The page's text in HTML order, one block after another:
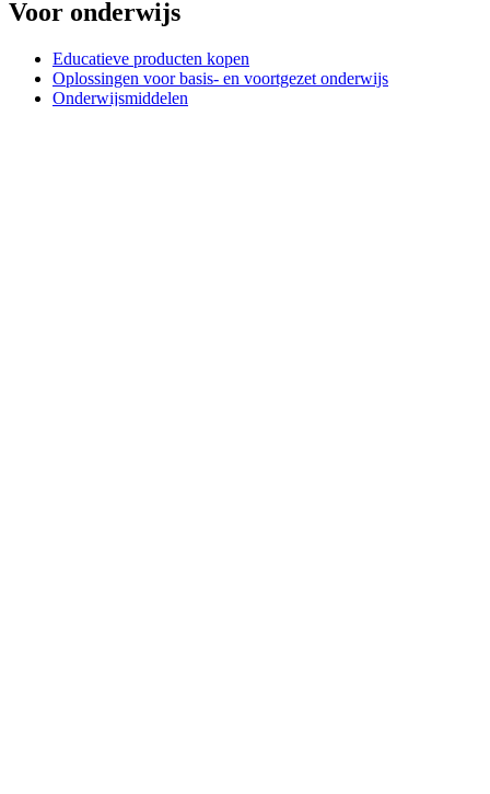
Voor onderwijs
Educatieve producten kopen
Oplossingen voor basis- en voortgezet onderwijs
Onderwijsmiddelen